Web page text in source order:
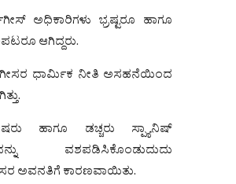
ಅಧಿಕಾರಿಗಳು ಭ್ರಷ್ಟರೂ ಹಾಗೂ
ಆಗಿದ್ದರು.
ಧಾರ್ಮಿಕ ನೀತಿ ಅಸಹನೆಯಿಂದ
ಹಾಗೂ ಡಚ್ಚರು ಸ್ಪ್ಯಾನಿಷ್
ವಶಪಡಿಸಿಕೊಂಡುದುದು
ಅವನತಿಗೆ ಕಾರಣವಾಯಿತು.